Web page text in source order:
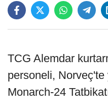
TCG Alemdar
personeli, Norveç'te
Monarch-24